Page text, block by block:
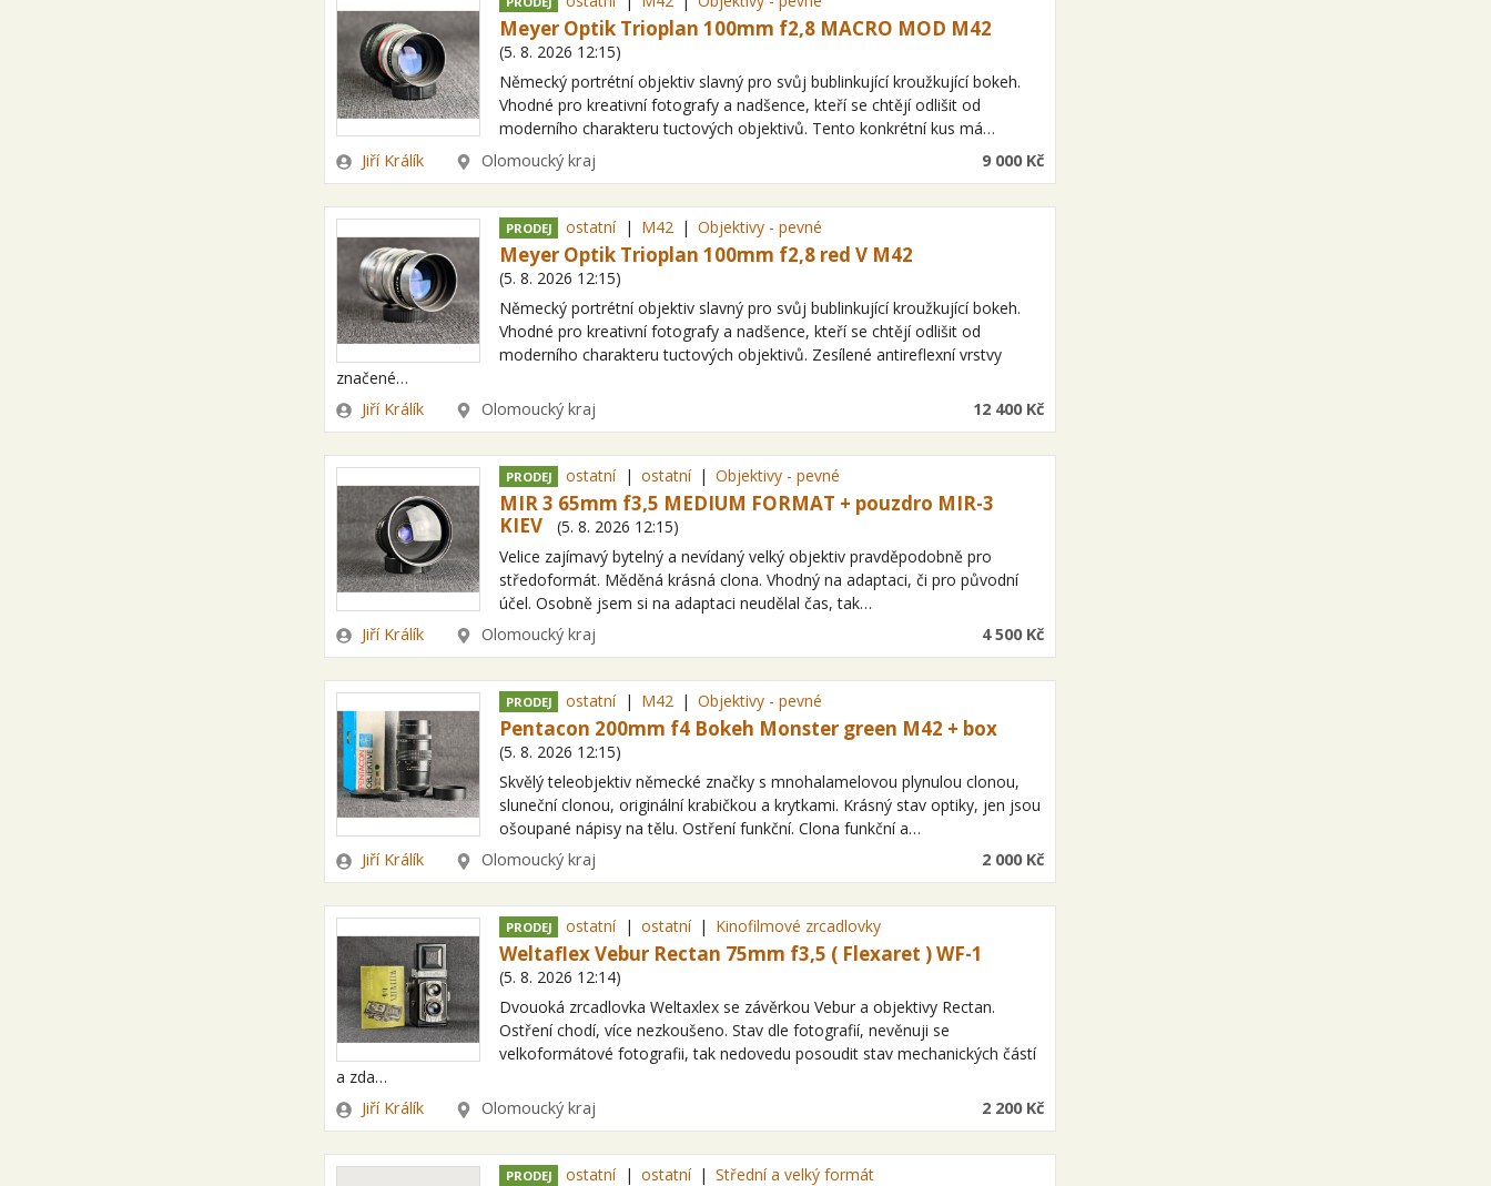
Meyer Optik Trioplan 100mm f2,8 MACRO MOD M42
(5. 8. 2026 12:15)
Německý portrétní objektiv slavný pro svůj bublinkující kroužkující bokeh.
Vhodné pro kreativní fotografy a nadšence, kteří se chtějí odlišit od
moderního charakteru tuctových objektivů. Tento konkrétní kus má…
Zadavatel
Jiří Králík Lokalita
Olomoucký kraj 9 000 Kč
PRODEJ ostatní M42 Objektivy - pevné
Meyer Optik Trioplan 100mm f2,8 red V M42
(5. 8. 2026 12:15)
Německý portrétní objektiv slavný pro svůj bublinkující kroužkující bokeh.
Vhodné pro kreativní fotografy a nadšence, kteří se chtějí odlišit od
moderního charakteru tuctových objektivů. Zesílené antireflexní vrstvy
značené…
Zadavatel
Jiří Králík Lokalita
Olomoucký kraj 12 400 Kč
PRODEJ ostatní ostatní Objektivy - pevné
MIR 3 65mm f3,5 MEDIUM FORMAT + pouzdro MIR-3
KIEV
(5. 8. 2026 12:15)
Velice zajímavý bytelný a nevídaný velký objektiv pravděpodobně pro
středoformát. Měděná krásná clona. Vhodný na adaptaci, či pro původní
účel. Osobně jsem si na adaptaci neudělal čas, tak…
Zadavatel
Jiří Králík Lokalita
Olomoucký kraj 4 500 Kč
PRODEJ ostatní M42 Objektivy - pevné
Pentacon 200mm f4 Bokeh Monster green M42 + box
(5. 8. 2026 12:15)
Skvělý teleobjektiv německé značky s mnohalamelovou plynulou clonou,
sluneční clonou, originální krabičkou a krytkami. Krásný stav optiky, jen jsou
ošoupané nápisy na tělu. Ostření funkční. Clona funkční a…
Zadavatel
Jiří Králík Lokalita
Olomoucký kraj 2 000 Kč
PRODEJ ostatní ostatní Kinofilmové zrcadlovky
Weltaflex Vebur Rectan 75mm f3,5 ( Flexaret ) WF-1
(5. 8. 2026 12:14)
Dvouoká zrcadlovka Weltaxlex se závěrkou Vebur a objektivy Rectan.
Ostření chodí, více nezkoušeno. Stav dle fotografií, nevěnuji se
velkoformátové fotografii, tak nedovedu posoudit stav mechanických částí
a zda…
Zadavatel
Jiří Králík Lokalita
Olomoucký kraj 2 200 Kč
PRODEJ ostatní ostatní Střední a velký formát